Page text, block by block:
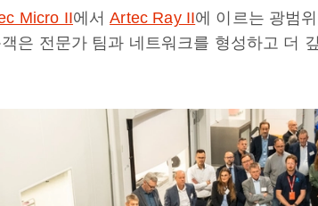
Micro II에서Artec Ray II에 이르는 광범
은 전문가 팀과 네트워크를 형성하고 더